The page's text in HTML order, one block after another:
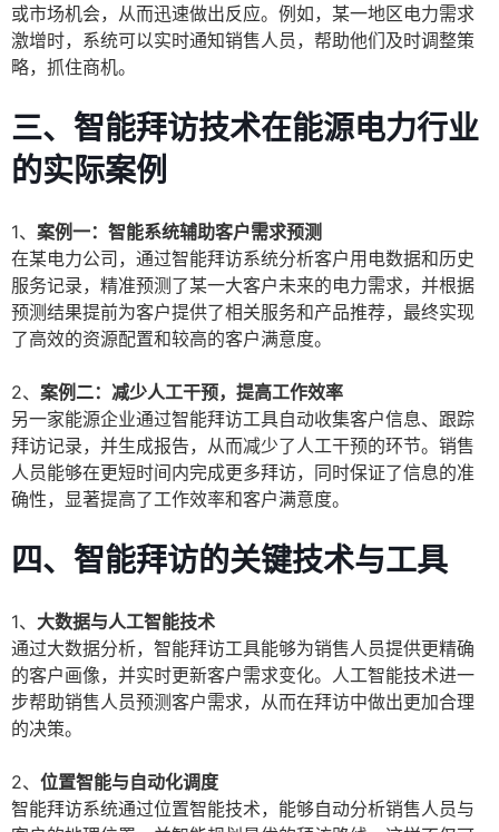
或市场机会，从而迅速做出反应。例如，某一地区电力需求
激增时，系统可以实时通知销售人员，帮助他们及时调整策
略，抓住商机。
三、智能拜访技术在能源电力行业
的实际案例
1、 案例一：智能系统辅助客户需求预测
在某电力公司，通过智能拜访系统分析客户用电数据和历史
服务记录，精准预测了某一大客户未来的电力需求，并根据
预测结果提前为客户提供了相关服务和产品推荐，最终实现
了高效的资源配置和较高的客户满意度。
2、 案例二：减少人工干预，提高工作效率
另一家能源企业通过智能拜访工具自动收集客户信息、跟踪
拜访记录，并生成报告，从而减少了人工干预的环节。销售
人员能够在更短时间内完成更多拜访，同时保证了信息的准
确性，显著提高了工作效率和客户满意度。
四、智能拜访的关键技术与工具
1、 大数据与人工智能技术
通过大数据分析，智能拜访工具能够为销售人员提供更精确
的客户画像，并实时更新客户需求变化。人工智能技术进一
步帮助销售人员预测客户需求，从而在拜访中做出更加合理
的决策。
2、 位置智能与自动化调度
智能拜访系统通过位置智能技术，能够自动分析销售人员与